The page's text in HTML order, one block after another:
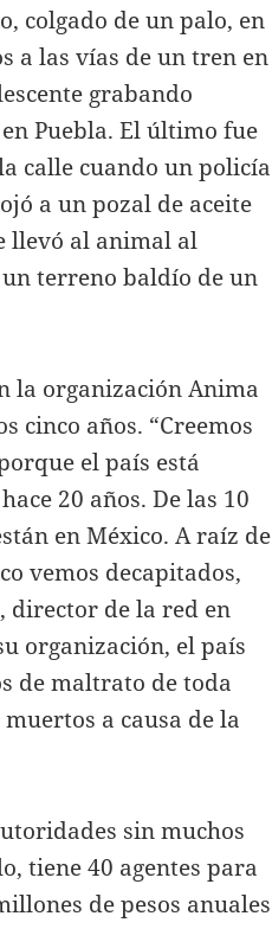
colgado de un palo, en
a las vías de un tren en
grabando
Puebla. El último fue
calle cuando un policía
a un pozal de aceite
llevó al animal al
terreno baldío de un
la organización Anima
cinco años. “Creemos
el país está
20 años. De las 10
en México. A raíz de
vemos decapitados,
director de la red en
organización, el país
de maltrato de toda
a causa de la
sin muchos
tiene 40 agentes para
de pesos anuales